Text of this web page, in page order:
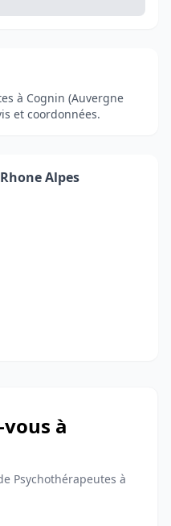
à Cognin (Auvergne
et coordonnées.
Alpes
à
Psychothérapeutes à